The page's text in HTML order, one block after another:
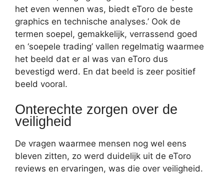
het even wennen was, biedt eToro de beste
graphics en technische analyses.’ Ook de
termen soepel, gemakkelijk, verrassend goed
en ‘soepele trading’ vallen regelmatig waarmee
het beeld dat er al was van eToro dus
bevestigd werd. En dat beeld is zeer positief
beeld vooral.
Onterechte zorgen over de
veiligheid
De vragen waarmee mensen nog wel eens
bleven zitten, zo werd duidelijk uit de eToro
reviews en ervaringen, was die over veiligheid.